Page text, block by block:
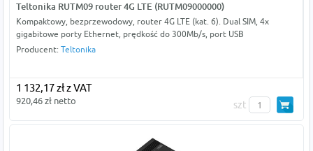
Teltonika RUTM09 router 4G LTE (RUTM09000000)
Kompaktowy, bezprzewodowy, router 4G LTE (kat. 6). Dual SIM, 4x
gigabitowe porty Ethernet, prędkość do 300Mb/s, port USB
Producent: Teltonika
1 132,17 zł z VAT
920,46 zł netto szt